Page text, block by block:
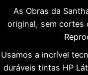
As Obras da
original, sem cortes
Usamos a incrível
duráveis tintas HP